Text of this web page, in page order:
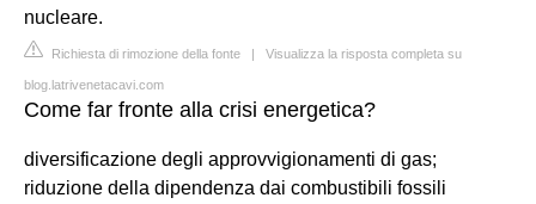
nucleare.
Richiesta di rimozione della fonte | Visualizza la risposta completa su
blog.latrivenetacavi.com
Come far fronte alla crisi energetica?
diversificazione degli approvvigionamenti di gas;
riduzione della dipendenza dai combustibili fossili